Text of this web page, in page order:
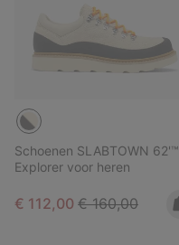
Schoenen SLABTOWN 62'™
Explorer voor heren
Sale price:
€ 112,00 Regular price:
€ 160,00